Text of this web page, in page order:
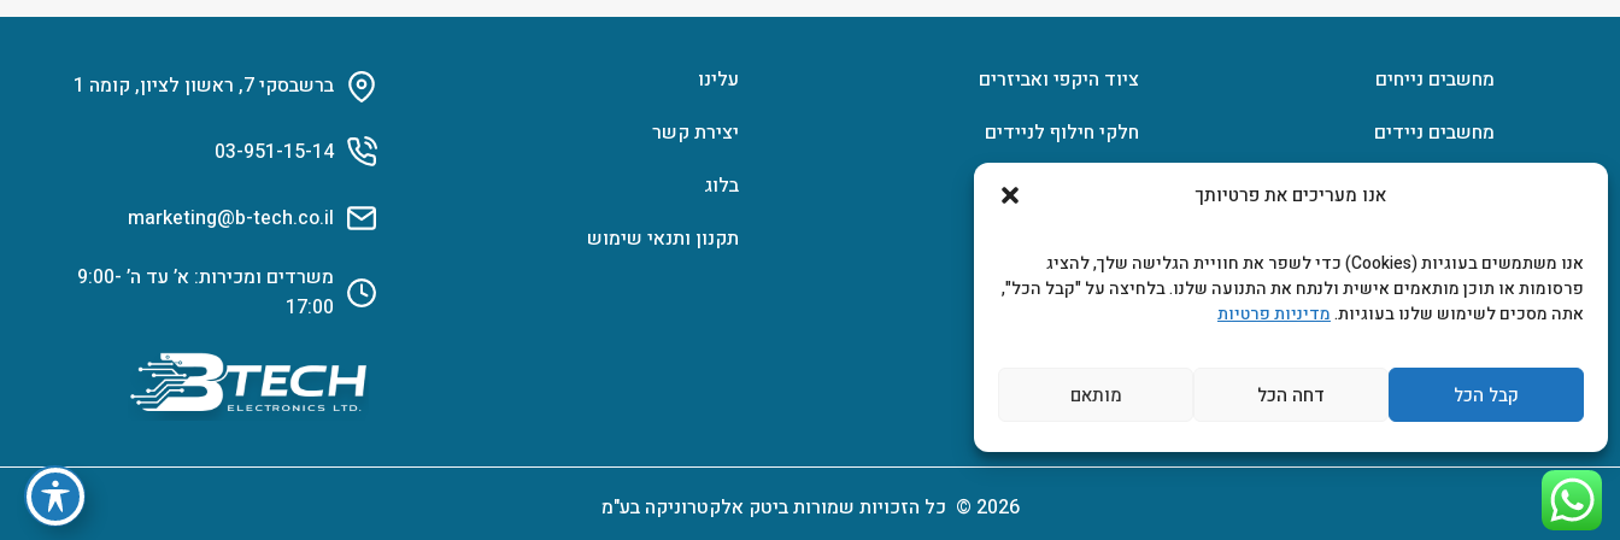
אנו מעריכים את פרטיותך
אנו משתמשים בעוגיות (Cookies) כדי לשפר את חוויית הגלישה שלך, להציג
פרסומות או תוכן מותאמים אישית ולנתח את התנועה שלנו. בלחיצה על "קבל הכל",
אתה מסכים לשימוש שלנו בעוגיות.מדיניות פרטיות
קבל הכל דחה הכל מותאם
מחשבים נייחים
מחשבים ניידים
ציוד היקפי ואביזרים
חלקי חילוף לניידים
עלינו
יצירת קשר
בלוג
תקנון ותנאי שימוש
ברשבסקי 7, ראשון לציון, קומה 1
03-951-15-14
marketing@b-tech.co.il
משרדים ומכירות: א’ עד ה’ 9:00-
17:00
2026 © כל הזכויות שמורות ביטק אלקטרוניקה בע"מ